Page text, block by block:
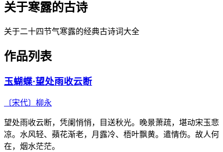
关于寒露的古诗
关于二十四节气寒露的经典古诗词大全
作品列表
玉蝴蝶·望处雨收云断
〔宋代〕 柳永
望处雨收云断，凭阑悄悄，目送秋光。晚景萧疏，堪动宋玉悲
凉。水风轻、蘋花渐老，月露冷、梧叶飘黄。遣情伤。故人何
在，烟水茫茫。